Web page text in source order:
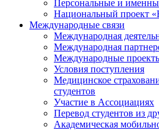
Персональные и
Национальный проект
Международные связи
Международная
Международная
Международные
Условия поступления
Медицинское
студентов
Участие в Ассоциациях
Перевод студентов из
Академическая